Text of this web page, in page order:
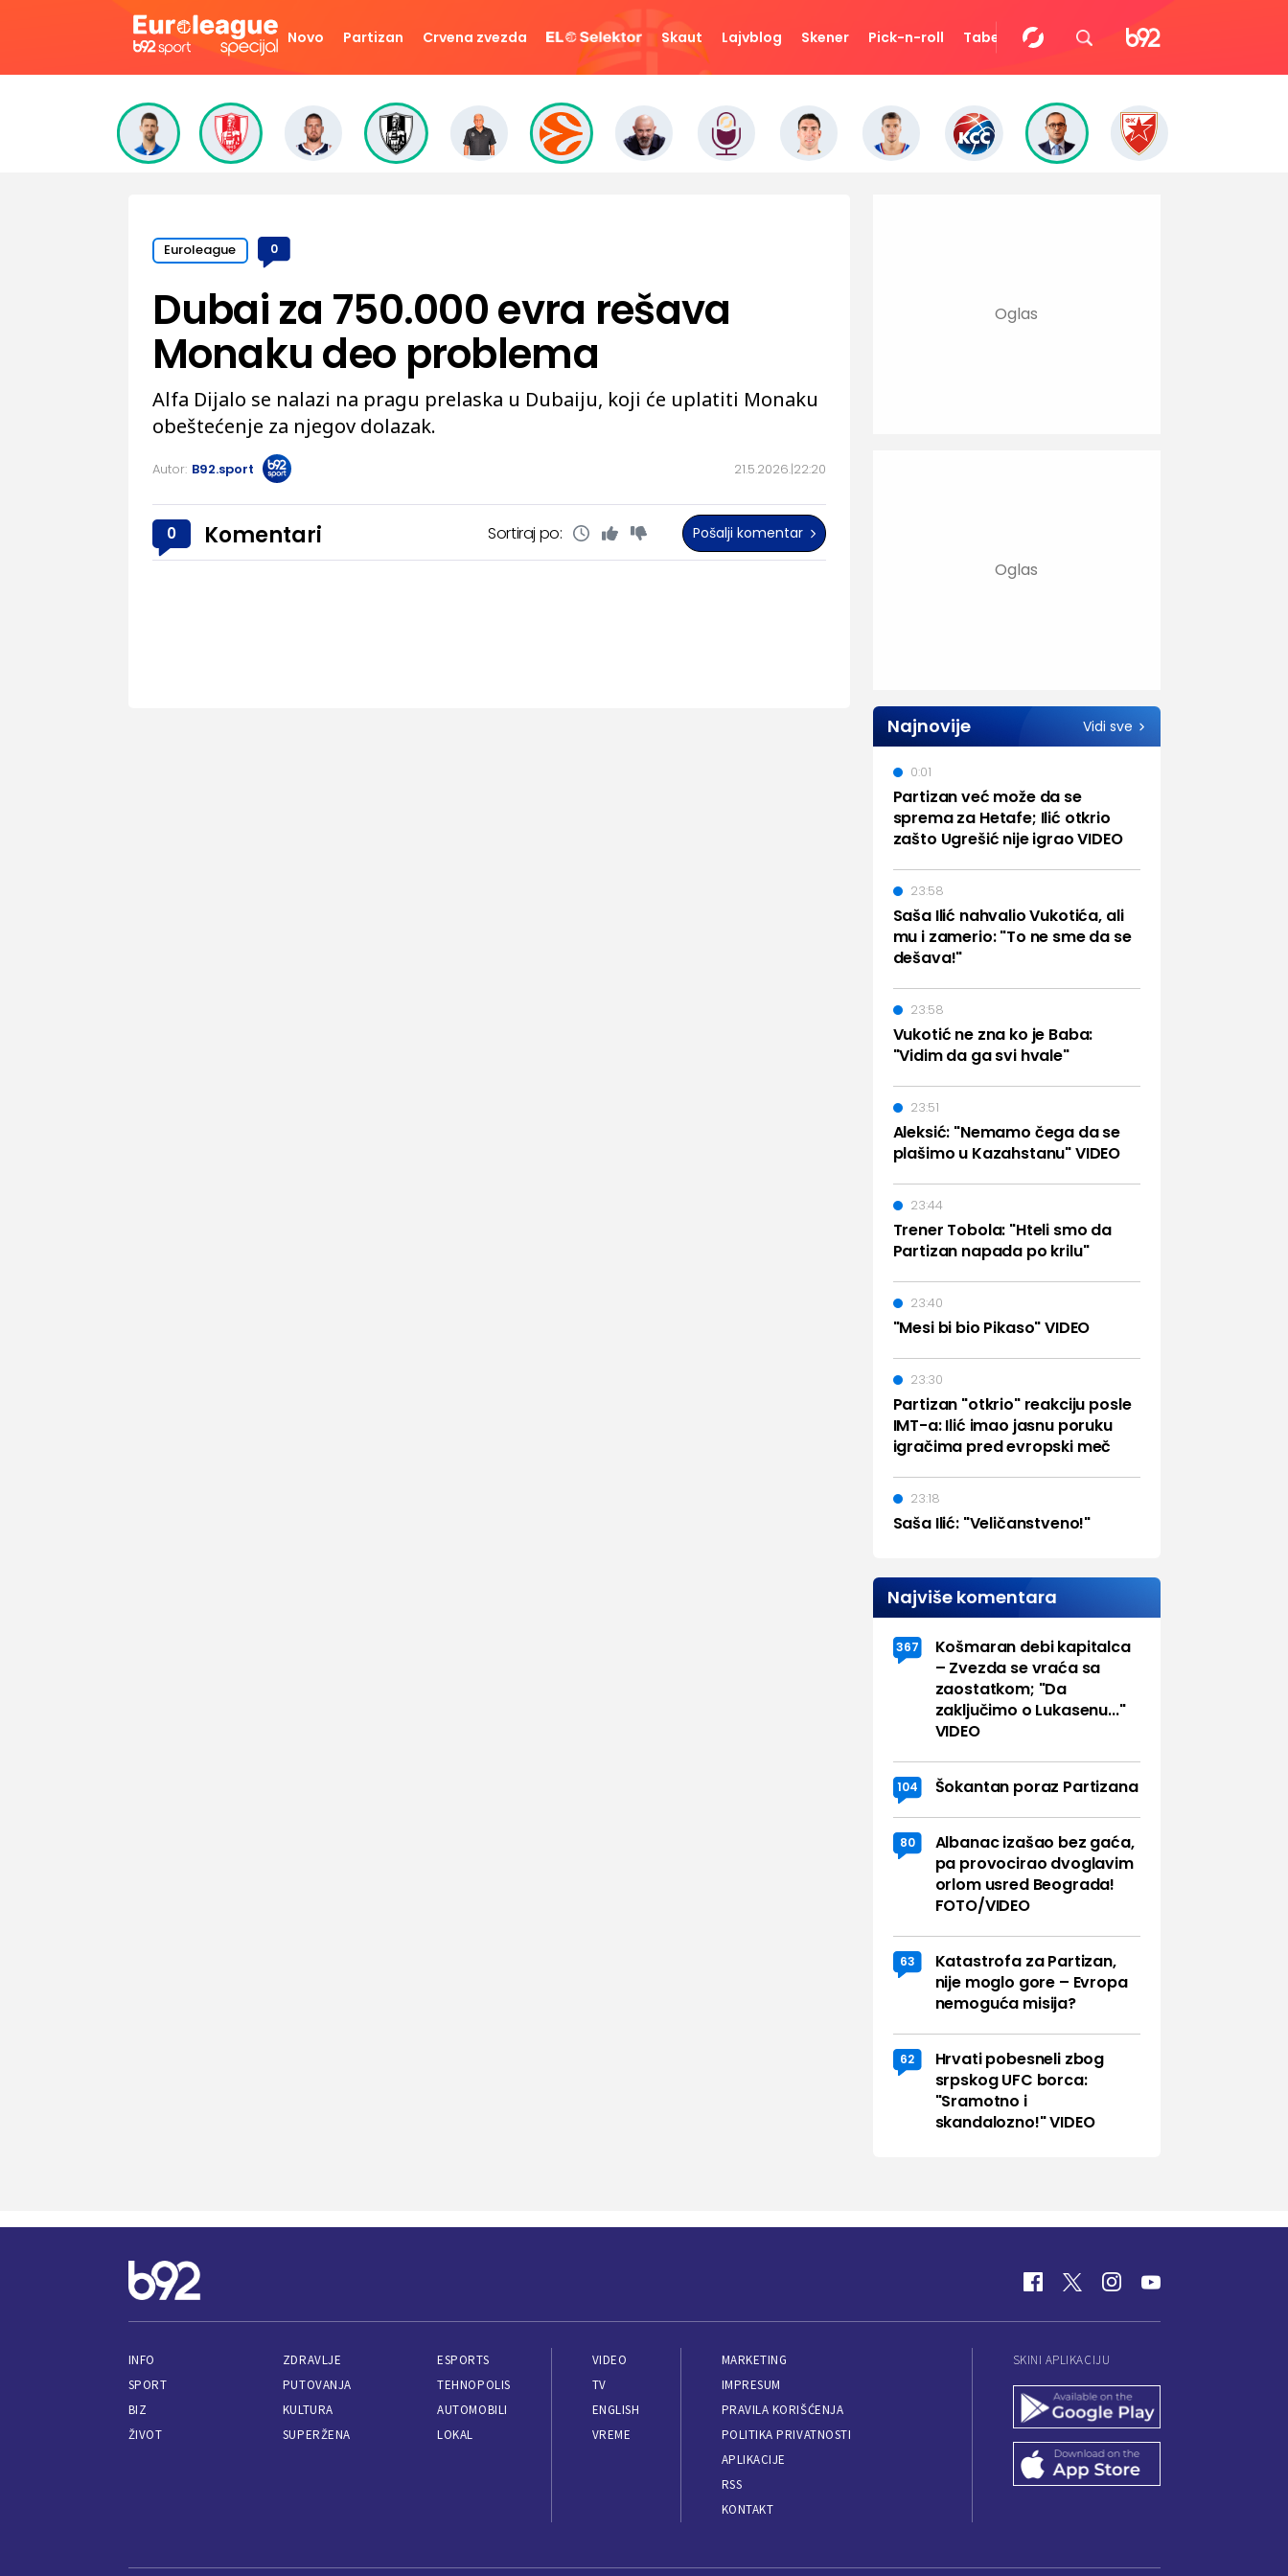
Novo Partizan Crvena zvezda Skaut Lajvblog Skener Pick-n-roll Tabela Video Eurocup
Euroleague 0
21.5.2026. 22:20
Dubai za 750.000 evra rešava
Monaku deo problema
Alfa Dijalo se nalazi na pragu prelaska u Dubaiju, koji će uplatiti Monaku
obeštećenje za njegov dolazak.
Autor: B92.sport
0 Komentari Sortiraj po: Pošalji komentar
Najnovije Vidi sve
Partizan već može da se
sprema za Hetafe; Ilić otkrio
zašto Ugrešić nije igrao VIDEO
0:01
Saša Ilić nahvalio Vukotića, ali
mu i zamerio: "To ne sme da se
dešava!"
23:58
Vukotić ne zna ko je Baba:
"Vidim da ga svi hvale"
23:58
Aleksić: "Nemamo čega da se
plašimo u Kazahstanu" VIDEO
23:51
Trener Tobola: "Hteli smo da
Partizan napada po krilu"
23:44
"Mesi bi bio Pikaso" VIDEO
23:40
Partizan "otkrio" reakciju posle
IMT-a: Ilić imao jasnu poruku
igračima pred evropski meč
23:30
Saša Ilić: "Veličanstveno!"
23:18
Najviše komentara
367
Košmaran debi kapitalca
– Zvezda se vraća sa
zaostatkom; "Da
zaključimo o Lukasenu..."
VIDEO
104 Šokantan poraz Partizana
80
Albanac izašao bez gaća,
pa provocirao dvoglavim
orlom usred Beograda!
FOTO/VIDEO
63
Katastrofa za Partizan,
nije moglo gore – Evropa
nemoguća misija?
62
Hrvati pobesneli zbog
srpskog UFC borca:
"Sramotno i
skandalozno!" VIDEO
INFO
SPORT
BIZ
ŽIVOT
ZDRAVLJE
PUTOVANJA
KULTURA
SUPERŽENA
ESPORTS
TEHNOPOLIS
AUTOMOBILI
LOKAL
VIDEO
TV
ENGLISH
VREME
MARKETING
IMPRESUM
PRAVILA KORIŠĆENJA
POLITIKA PRIVATNOSTI
APLIKACIJE
RSS
KONTAKT
SKINI APLIKACIJU